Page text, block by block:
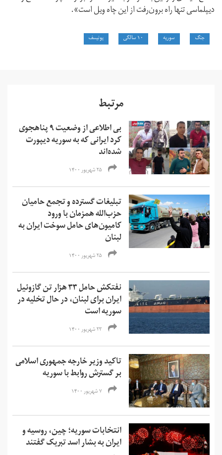
دیپلماسی تنها راه برون‌رفت از این چاه ویل است».
جنگ سوریه ۱۰ سالگی یونیسف
مرتبط
بی اطلاعی از وضعیت ۹ پناهجوی
کرد ایرانی که به سوریه دیپورت
شده‌اند
۲۵ شهریور ۱۴۰۰
تبلیغات گسترده و تجمع حامیان
حزب‌الله همزمان با ورود
کامیون‌های حامل سوخت ایران به
لبنان
۲۵ شهریور ۱۴۰۰
نفتکش حامل ۳۳ هزار تن گازوئیل
ایران برای لبنان، در حال تخلیه در
سوریه است
۲۳ شهریور ۱۴۰۰
تاکید وزیر خارجه جمهوری اسلامی
بر گسترش روابط با سوریه
۷ شهریور ۱۴۰۰
انتخابات سوریه؛ چین، روسیه و
ایران به بشار اسد تبریک گفتند